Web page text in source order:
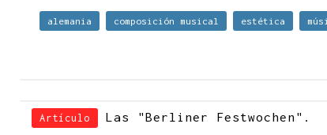
alemania composición musical estética
Artículo Las "Berliner Festwochen".